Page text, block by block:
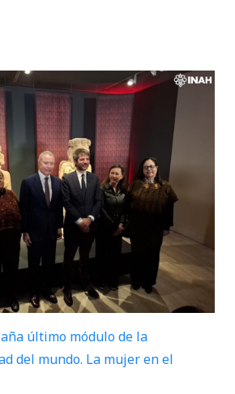
último módulo de la
del mundo. La mujer en el